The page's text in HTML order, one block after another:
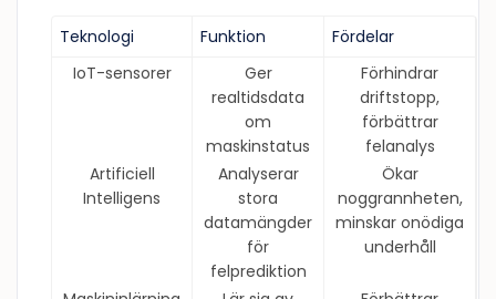
Teknologi Funktion
Fördelar
IoT-sensorer
Ger
realtidsdata
om
maskinstatus
Förhindrar
driftstopp,
förbättrar
felanalys
Artificiell
Intelligens
Analyserar
stora
datamängder
för
felprediktion
Ökar
noggrannheten,
minskar onödiga
underhåll